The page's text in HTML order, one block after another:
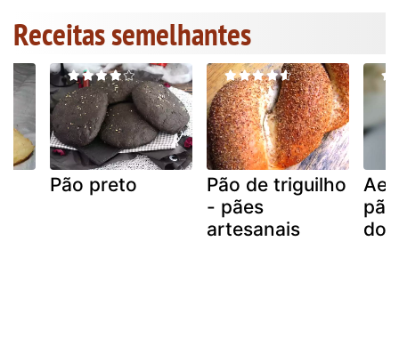
Receitas semelhantes
Pão preto
Pão de triguilho
- pães
artesanais
do